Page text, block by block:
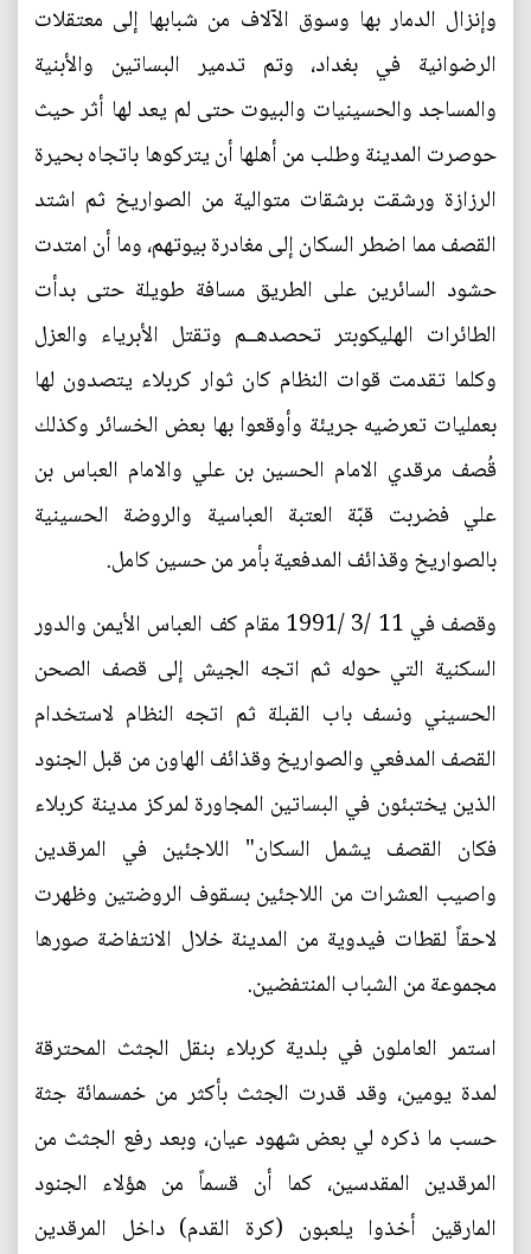
وإنزال الدمار بها وسوق الآلاف من شبابها إلى معتقلات
الرضوانية في بغداد، وتم تدمير البساتين والأبنية
والمساجد والحسينيات والبيوت حتى لم يعد لها أثر حيث
حوصرت المدينة وطلب من أهلها أن يتركوها باتجاه بحيرة
الرزازة ورشقت برشقات متوالية من الصواريخ ثم اشتد
القصف مما اضطر السكان إلى مغادرة بيوتهم، وما أن امتدت
حشود السائرين على الطريق مسافة طويلة حتى بدأت
الطائرات الهليكوبتر تحصدهــم وتقتل الأبرياء والعزل
وكلما تقدمت قوات النظام كان ثوار كربلاء يتصدون لها
بعمليات تعرضيه جريئة وأوقعوا بها بعض الخسائر وكذلك
قُصف مرقدي الامام الحسين بن علي والامام العباس بن
علي فضربت قبّة العتبة العباسية والروضة الحسينية
بالصواريخ وقذائف المدفعية بأمر من حسين كامل.
وقصف في 11 /3 /1991 مقام كف العباس الأيمن والدور
السكنية التي حوله ثم اتجه الجيش إلى قصف الصحن
الحسيني ونسف باب القبلة ثم اتجه النظام لاستخدام
القصف المدفعي والصواريخ وقذائف الهاون من قبل الجنود
الذين يختبئون في البساتين المجاورة لمركز مدينة كربلاء
فكان القصف يشمل السكان" اللاجئين في المرقدين
واصيب العشرات من اللاجئين بسقوف الروضتين وظهرت
لاحقاً لقطات فيدوية من المدينة خلال الانتفاضة صورها
مجموعة من الشباب المنتفضين.
استمر العاملون في بلدية كربلاء بنقل الجثث المحترقة
لمدة يومين، وقد قدرت الجثث بأكثر من خمسمائة جثة
حسب ما ذكره لي بعض شهود عيان، وبعد رفع الجثث من
المرقدين المقدسين، كما أن قسماً من هؤلاء الجنود
المارقين أخذوا يلعبون (كرة القدم) داخل المرقدين